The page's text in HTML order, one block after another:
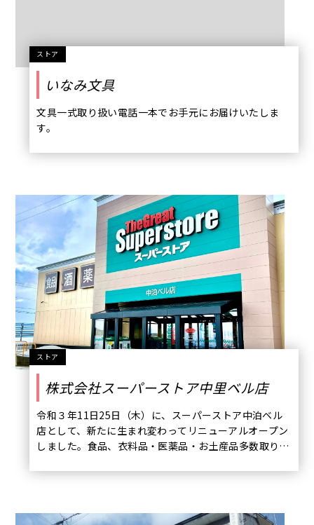
ストア
いなみ文具
文具一式取り扱い電話一本でお手元にお届けいたしま
す。
ストア
株式会社スーパーストア中里ベル店
令和３年11日25日（木）に、スーパーストア中泊ベル
店として、新たに生まれ変わってリニューアルオープン
しました。食品、衣料品・医薬品・お土産品多数取り揃
い企画として、地元中泊町出身力士応援企画 宝富士